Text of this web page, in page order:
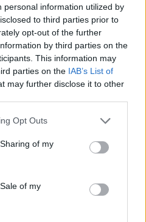
personal information utilized by
to third parties prior to
opt-out of the further
by third parties on the
This information may
parties on the IAB’s List of
may further disclose it to other
Opt Outs
of my
of my
misstaget stod de inför att
burkar eller sätta på nya
blev för dyrt och
Så i stället kom de
burkarna som de